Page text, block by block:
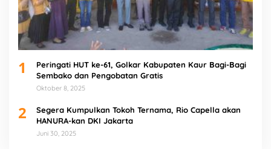
1
Peringati HUT ke-61, Golkar Kabupaten Kaur Bagi-Bagi
Sembako dan Pengobatan Gratis
Oktober 8, 2025
2
Segera Kumpulkan Tokoh Ternama, Rio Capella akan
HANURA-kan DKI Jakarta
Juni 30, 2025